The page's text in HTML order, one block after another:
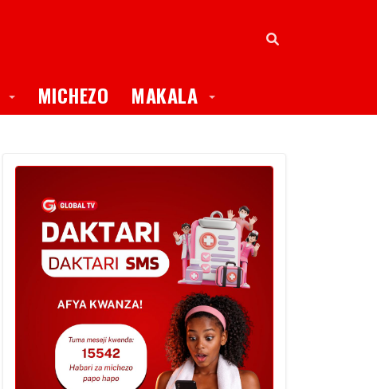
Toggle Dropdown
MICHEZO MAKALA Toggle Dropdown